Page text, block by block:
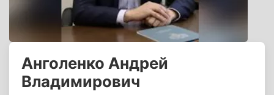
Анголенко Андрей
Владимирович